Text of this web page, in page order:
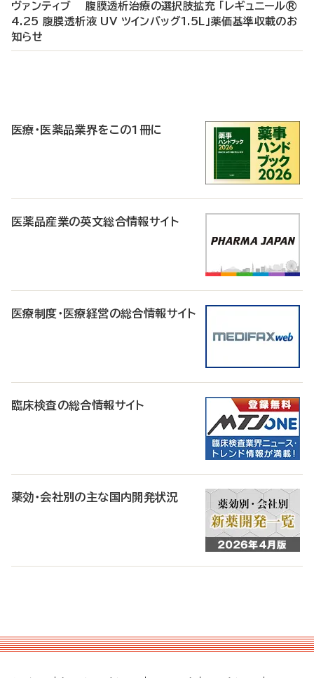
ヴァンティブ 腹膜透析治療の選択肢拡充 「レギュニール®
4.25 腹膜透析液 UV ツインバッグ1.5L」薬価基準収載のお
知らせ
医療・医薬品業界をこの1冊に
医薬品産業の英文総合情報サイト
医療制度・医療経営の総合情報サイト
臨床検査の総合情報サイト
薬効・会社別の主な国内開発状況